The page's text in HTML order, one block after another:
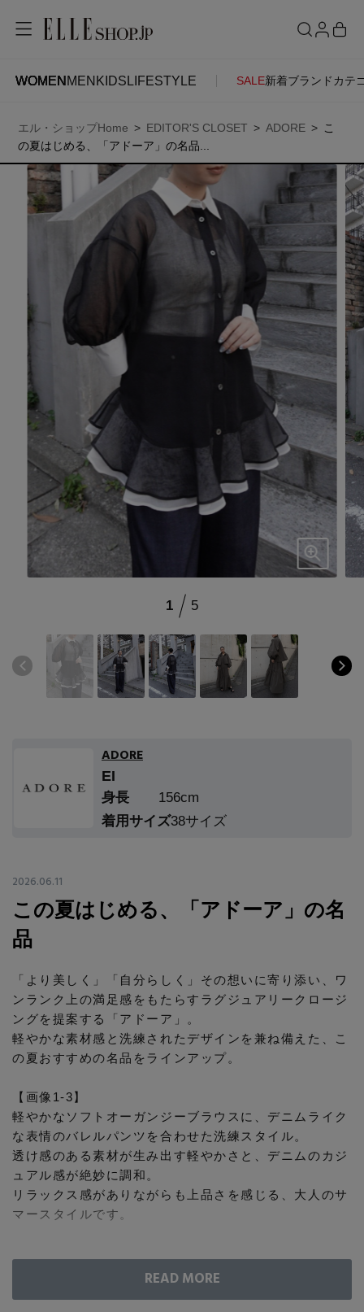
WOMEN MEN KIDS LIFESTYLE SALE新着ブランド カテ
WOMENMENKIDSLIFESTYLE
ITEMS
新着アイテム
再入荷アイテム
ランキング
最旬！トレンドワード
【予約】新作ウェアをチェック
【Tシャツ】デイリーに活躍
【日傘】完全遮光・軽量傘
【リネン】涼しい夏素材
【レース】上品な透け感
【雨の日】急な雨対策グッズ
【ペプラム】トレンドシルエット
『ELLE』最新号掲載
【ジュエリー】シルバーでクールに
アイテム一覧
SALE
ウェア
ブラウス・シャツ
カットソー・Tシャツ
パンツ
ジャケット
ニット
コート
ルームウェア・パジャマ
すべてのシューズ
スニーカー
レインシューズ
ブーツ
すべてのバッグ・財布
ハンドバッグ
財布・小物
ボディバッグ・ウェストポーチ
クラッチバッグ
ボストンバッグ
ファッション小物
ストール・マフラー・ケープ
ヘアアクセサリー
スマートフォンケース・タブレットケース
ベルト
グローブ
すべてのアクセサリー
ネックレス
バングル・ブレスレット
コサージュ・ブローチ
アンクレット
ランジェリー
ランジェリー
インナー
スポーツ
すべてのスポーツ
ウェア
バッグ・小物
水着・スイムウェア
CONTENTS
特集一覧
NEW IN BRAND
HOT STYLE
ACCOUNT
お気に入りアイテム
お気に入りブランド
ご注文履歴
ポイント・クーポン
会員情報
アカウント連携
マイページ
SUPPORT
カスタマーサポート
お知らせ
SEE RESULTS
エル・ショップHome EDITOR'S CLOSET ADORE
こ
の夏はじめる、「アドーア」の名品...
1 5
ADORE
EI
身長
156cm
着用サイズ38サイズ
2026.06.11
この夏はじめる、「アドーア」の名
品
「より美しく」「自分らしく」その想いに寄り添い、ワ
ンランク上の満足感をもたらすラグジュアリークロージ
ングを提案する「アドーア」。
軽やかな素材感と洗練されたデザインを兼ね備えた、こ
の夏おすすめの名品をラインアップ。
【画像1-3】
軽やかなソフトオーガンジーブラウスに、デニムライク
な表情のバレルパンツを合わせた洗練スタイル。
透け感のある素材が生み出す軽やかさと、デニムのカジ
ュアル感が絶妙に調和。
リラックス感がありながらも上品さを感じる、大人のサ
マースタイルです。
軽やかなワントーンでまとめた、洗練されたサマースタ